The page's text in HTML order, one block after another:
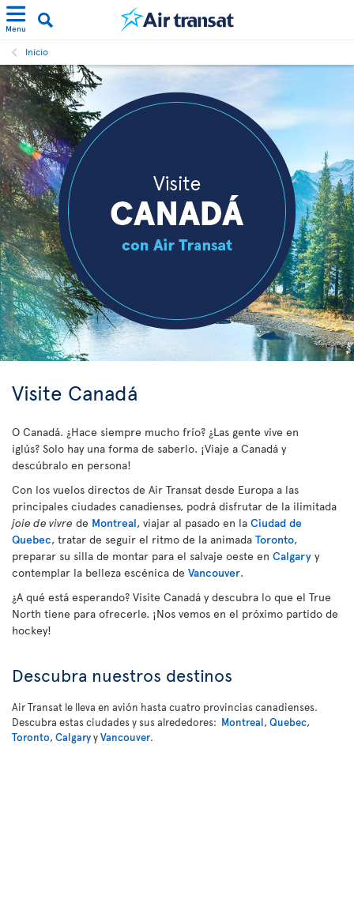
Menu
Inicio
Visite Canadá
O Canadá. ¿Hace siempre mucho frío? ¿Las gente vive en
iglús? Solo hay una forma de saberlo. ¡Viaje a Canadá y
descúbralo en persona!
Con los vuelos directos de Air Transat desde Europa a las
principales ciudades canadienses, podrá disfrutar de la ilimitada
joie de vivre de Montreal, viajar al pasado en la Ciudad de
Quebec, tratar de seguir el ritmo de la animada Toronto,
preparar su silla de montar para el salvaje oeste en Calgary y
contemplar la belleza escénica de Vancouver.
¿A qué está esperando? Visite Canadá y descubra lo que el True
North tiene para ofrecerle. ¡Nos vemos en el próximo partido de
hockey!
Descubra nuestros destinos
Air Transat le lleva en avión hasta cuatro provincias canadienses.
Descubra estas ciudades y sus alrededores: Montreal, Quebec,
Toronto, CalgaryyVancouver.